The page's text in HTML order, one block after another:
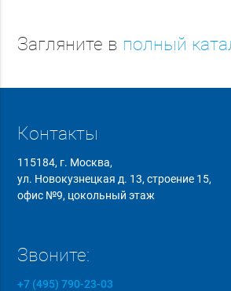
Загляните в полный
Контакты
115184, г. Москва,
ул. Новокузнецкая д. 13, строение 15,
офис №9, цокольный этаж
Звоните:
+7 (495) 790-23-03